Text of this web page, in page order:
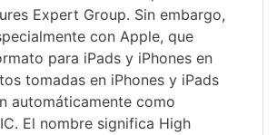
Expert Group. Sin embargo,
con Apple, que
para iPads y iPhones en
tomadas en iPhones y iPads
automáticamente como
El nombre significa High